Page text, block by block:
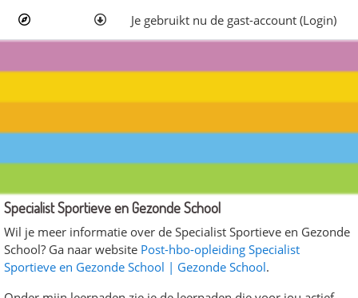
Kalender Je gebruikt nu de gast-account (Login)
Blokken
Specialist Sportieve en Gezonde School overslaan
Specialist Sportieve en Gezonde School
Wil je meer informatie over de Specialist Sportieve en Gezonde
School? Ga naar website Post-hbo-opleiding Specialist
Sportieve en Gezonde School | Gezonde School.